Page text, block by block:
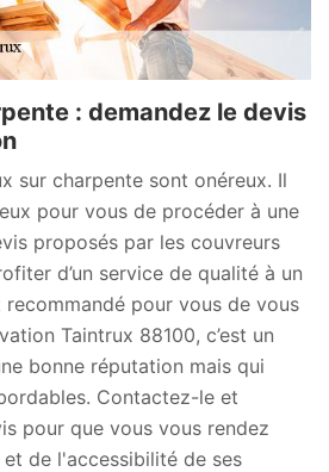
: demandez le devis
sur charpente sont onéreux. Il
pour vous de procéder à une
proposés par les couvreurs
d’un service de qualité à un
pour vous de vous
Taintrux 88100, c’est un
bonne réputation mais qui
Contactez-le et
pour que vous vous rendez
de l'accessibilité de ses